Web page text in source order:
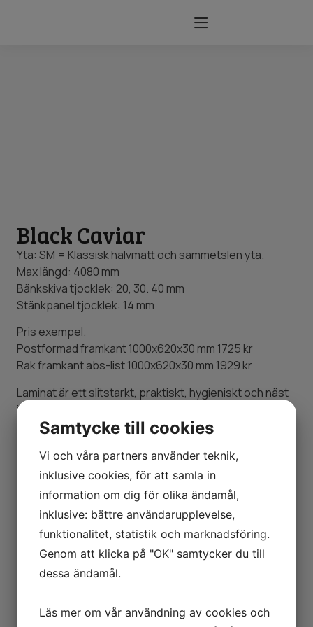
Black Caviar
Yta: SM = Klassisk halvmatt och sammetslen yta.
Max längd: 4080 mm
Bänkskiva tjocklek: 20, 30. 40 mm
Stänkpanel tjocklek: 14 mm
Pris exempel.
Postformad framkant 1000x620x30 mm 1725 kr
Rak framkant abs-list 1000x620x30 mm 1929 kr
Laminat är ett slitstarkt, praktiskt, hygieniskt och näst
intill underhållsfritt.
Den här skivan har även laminat på undersidan för att
vatten och vattenånga vid diskho/diskmaskin.
FÅ EN KOSTNADSFRI OFFERT
Samtycke till cookies
Vi och våra partners använder teknik,
inklusive cookies, för att samla in
information om dig för olika ändamål,
inklusive: bättre användarupplevelse,
funktionalitet, statistik och marknadsföring.
Genom att klicka på "OK" samtycker du till
dessa ändamål.
Läs mer om vår användning av cookies och